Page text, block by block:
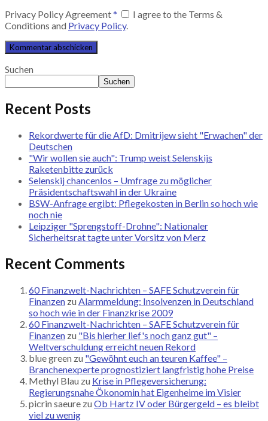
Privacy Policy Agreement*
I agree to the Terms &
Conditions and Privacy Policy.
Suchen
Suchen
Recent Posts
Rekordwerte für die AfD: Dmitrijew sieht "Erwachen" der
Deutschen
"Wir wollen sie auch": Trump weist Selenskijs
Raketenbitte zurück
Selenskij chancenlos – Umfrage zu möglicher
Präsidentschaftswahl in der Ukraine
BSW-Anfrage ergibt: Pflegekosten in Berlin so hoch wie
noch nie
Leipziger "Sprengstoff-Drohne": Nationaler
Sicherheitsrat tagte unter Vorsitz von Merz
Recent Comments
60 Finanzwelt-Nachrichten – SAFE Schutzverein für
Finanzen zu Alarmmeldung: Insolvenzen in Deutschland
so hoch wie in der Finanzkrise 2009
60 Finanzwelt-Nachrichten – SAFE Schutzverein für
Finanzen zu "Bis hierher lief's noch ganz gut" –
Weltverschuldung erreicht neuen Rekord
blue green zu "Gewöhnt euch an teuren Kaffee" –
Branchenexperte prognostiziert langfristig hohe Preise
Methyl Blau zu Krise in Pflegeversicherung:
Regierungsnahe Ökonomin hat Eigenheime im Visier
picrin saeure zu Ob Hartz IV oder Bürgergeld – es bleibt
viel zu wenig